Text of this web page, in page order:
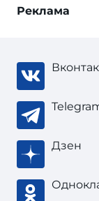
Реклама
Дзен